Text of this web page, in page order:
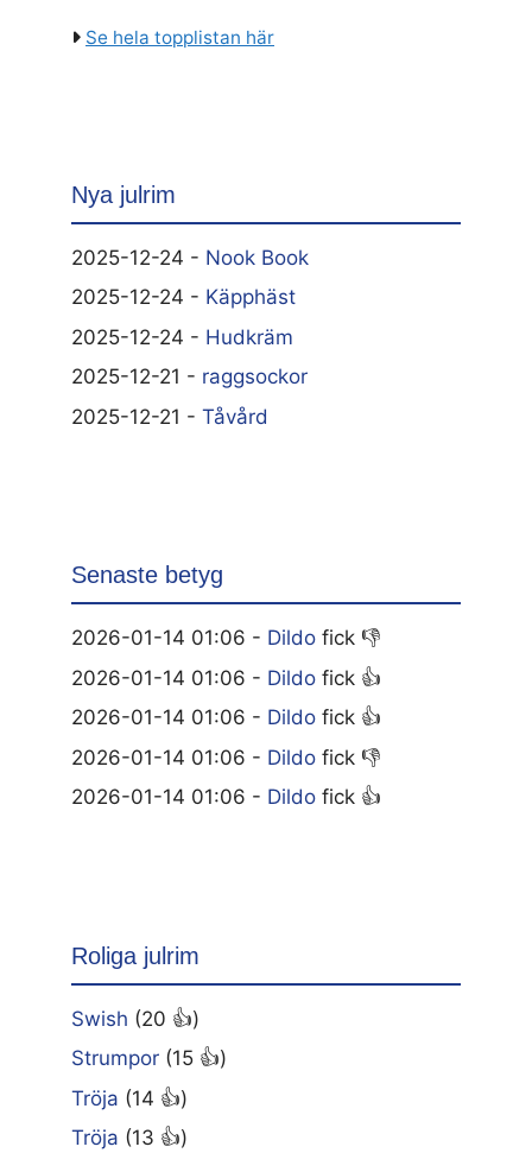
Se hela topplistan här
Nya julrim
2025-12-24 - Nook Book
2025-12-24 - Käpphäst
2025-12-24 - Hudkräm
2025-12-21 - raggsockor
2025-12-21 - Tåvård
Senaste betyg
2026-01-14 01:06 - Dildo fick 👎
2026-01-14 01:06 - Dildo fick 👍
2026-01-14 01:06 - Dildo fick 👍
2026-01-14 01:06 - Dildo fick 👎
2026-01-14 01:06 - Dildo fick 👍
Roliga julrim
Swish (20 👍)
Strumpor (15 👍)
Tröja (14 👍)
Tröja (13 👍)